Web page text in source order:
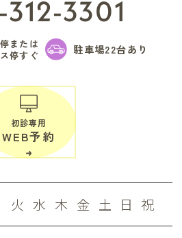
3301
または
停すぐ
駐車場22台あり
初診専用
WEB予約
火 水 木 金 土 日 祝